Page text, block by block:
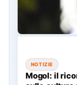
NOTIZIE
Mogol: il